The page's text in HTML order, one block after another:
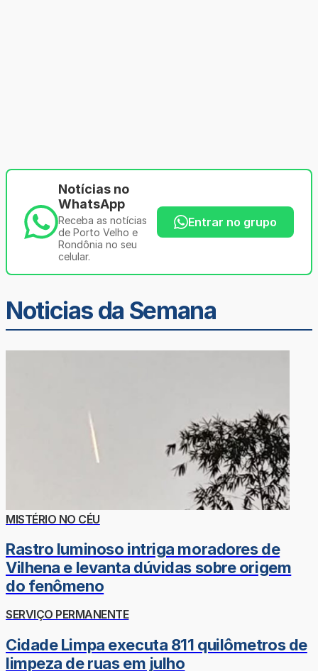
Notícias no
WhatsApp
Receba as notícias
de Porto Velho e
Rondônia no seu
celular.
Entrar no grupo
Noticias da Semana
MISTÉRIO NO CÉU
Rastro luminoso intriga moradores de
Vilhena e levanta dúvidas sobre origem
do fenômeno
SERVIÇO PERMANENTE
Cidade Limpa executa 811 quilômetros de
limpeza de ruas em julho